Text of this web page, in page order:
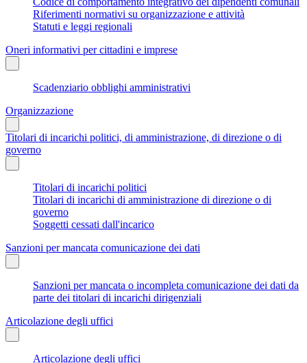
Riferimenti normativi su organizzazione e attività
Statuti e leggi regionali
Oneri informativi per cittadini e imprese
Scadenziario obblighi amministrativi
Organizzazione
Titolari di incarichi politici, di amministrazione, di direzione o di
governo
Titolari di incarichi politici
Titolari di incarichi di amministrazione di direzione o di
governo
Soggetti cessati dall'incarico
Sanzioni per mancata comunicazione dei dati
Sanzioni per mancata o incompleta comunicazione dei dati da
parte dei titolari di incarichi dirigenziali
Articolazione degli uffici
Articolazione degli uffici